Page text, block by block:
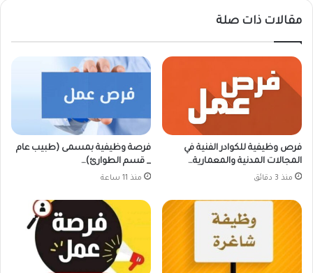
مقالات ذات صلة
فرص وظيفية للكوادر الفنية في
المجالات المدنية والمعمارية…
منذ 3 دقائق
فرصة وظيفية بمسمى (طبيب عام
_ قسم الطوارئ)…
منذ 11 ساعة